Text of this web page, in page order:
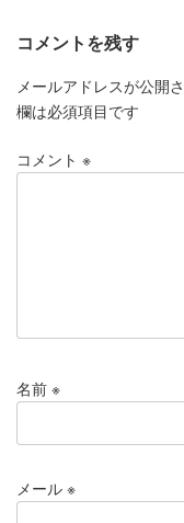
コメントを残す
メールアドレスが公開
欄は必須項目です
コメント ※
名前 ※
メール ※